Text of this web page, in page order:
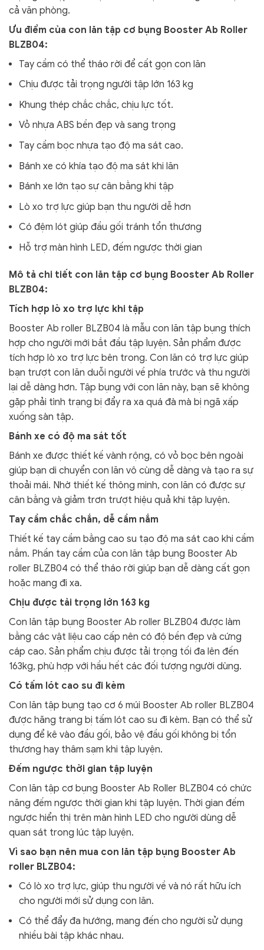
cả văn phòng.
Ưu điểm của con lăn tập cơ bụng Booster Ab Roller
BLZB04:
Tay cầm có thể tháo rời để cất gọn con lăn
Chịu được tải trọng người tập lớn 163 kg
Khung thép chắc chắc, chịu lực tốt.
Vỏ nhựa ABS bền đẹp và sang trọng
Tay cầm bọc nhựa tạo độ ma sát cao.
Bánh xe có khía tạo độ ma sát khi lăn
Bánh xe lớn tạo sự cân bằng khi tập
Lò xo trợ lực giúp bạn thu người dễ hơn
Có đệm lót giúp đầu gối tránh tổn thương
Hỗ trợ màn hình LED, đếm ngược thời gian
Mô tả chi tiết con lăn tập cơ bụng Booster Ab Roller
BLZB04:
Tích hợp lò xo trợ lực khi tập
Booster Ab roller BLZB04 là mẫu con lăn tập bụng thích
hợp cho người mới bắt đầu tập luyện. Sản phẩm được
tích hợp lò xo trợ lực bên trong. Con lăn có trợ lực giúp
bạn trượt con lăn duỗi người về phía trước và thu người
lại dễ dàng hơn. Tập bụng với con lăn này, bạn sẽ không
gặp phải tình trạng bị đẩy ra xa quá đà mà bị ngã xấp
xuống sàn tập.
Bánh xe có độ ma sát tốt
Bánh xe được thiết kế vành rộng, có vỏ bọc bên ngoài
giúp bạn di chuyển con lăn vô cùng dễ dàng và tạo ra sự
thoải mái. Nhờ thiết kế thông minh, con lăn có được sự
cân bằng và giảm trơn trượt hiệu quả khi tập luyện.
Tay cầm chắc chắn, dễ cầm nắm
Thiết kế tay cầm bằng cao su tạo độ ma sát cao khi cầm
nắm. Phần tay cầm của con lăn tập bụng Booster Ab
roller BLZB04 có thể tháo rời giúp bạn dễ dàng cất gọn
hoặc mang đi xa.
Chịu được tải trọng lớn 163 kg
Con lăn tập bụng Booster Ab roller BLZB04 được làm
bằng các vật liệu cao cấp nên có độ bền đẹp và cứng
cáp cao. Sản phẩm chịu được tải trọng tối đa lên đến
163kg, phù hợp với hầu hết các đối tượng người dùng.
Có tấm lót cao su đi kèm
Con lăn tập bụng tạo cơ 6 múi Booster Ab roller BLZB04
được hãng trang bị tấm lót cao su đi kèm. Bạn có thể sử
dụng để kê vào đầu gối, bảo vệ đầu gối không bị tổn
thương hay thâm sạm khi tập luyện.
Đếm ngược thời gian tập luyện
Con lăn tập cơ bụng Booster Ab Roller BLZB04 có chức
năng đếm ngược thời gian khi tập luyện. Thời gian đếm
ngược hiển thị trên màn hình LED cho người dùng dễ
quan sát trong lúc tập luyện.
Vì sao bạn nên mua con lăn tập bụng Booster Ab
roller BLZB04:
Có lò xo trợ lực, giúp thu người về và nó rất hữu ích
cho người mới sử dụng con lăn.
Có thể đẩy đa hướng, mang đến cho người sử dụng
nhiều bài tập khác nhau.